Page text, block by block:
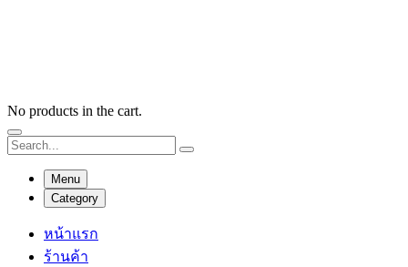
No products in the cart.
Menu
Category
หน้าแรก
ร้านค้า